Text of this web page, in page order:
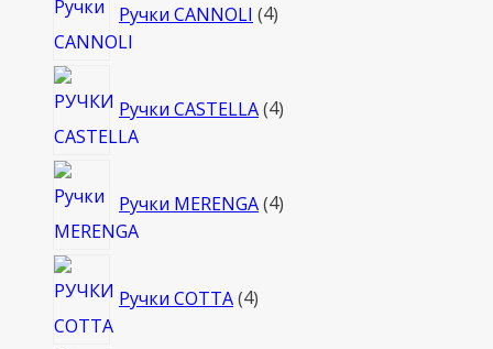
Ручки CANNOLI 4товара
Ручки CASTELLA 4товара
Ручки MERENGA 4товара
Ручки COTTA 4товара